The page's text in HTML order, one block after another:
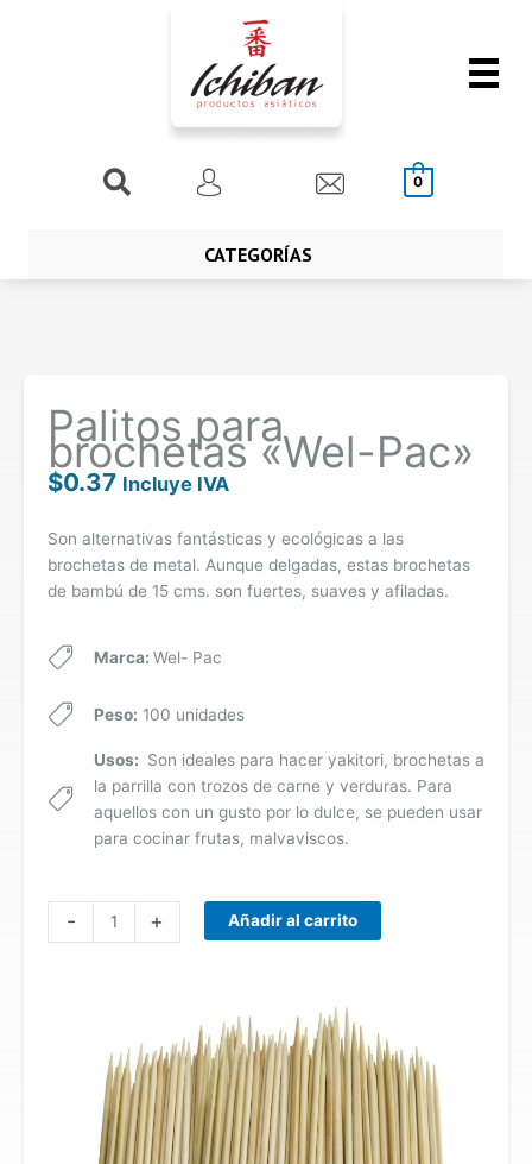
Buscar 0
CATEGORÍAS
Palitos para
brochetas «Wel-Pac»
$0.37 Incluye IVA
Son alternativas fantásticas y ecológicas a las
brochetas de metal. Aunque delgadas, estas brochetas
de bambú de 15 cms. son fuertes, suaves y afiladas.
Marca: Wel- Pac
Peso: 100 unidades
Usos: Son ideales para hacer yakitori, brochetas a
la parrilla con trozos de carne y verduras. Para
aquellos con un gusto por lo dulce, se pueden usar
para cocinar frutas, malvaviscos.
-
para
+ Añadir al carrito